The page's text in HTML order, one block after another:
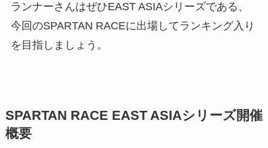
ランナーさんはぜひEAST ASIAシリーズである、
今回のSPARTAN RACEに出場してランキング入り
を目指しましょう。
SPARTAN RACE EAST ASIAシリーズ開催
概要